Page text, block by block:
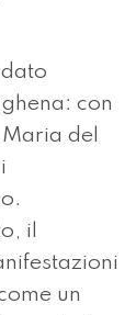
con
del
il
un